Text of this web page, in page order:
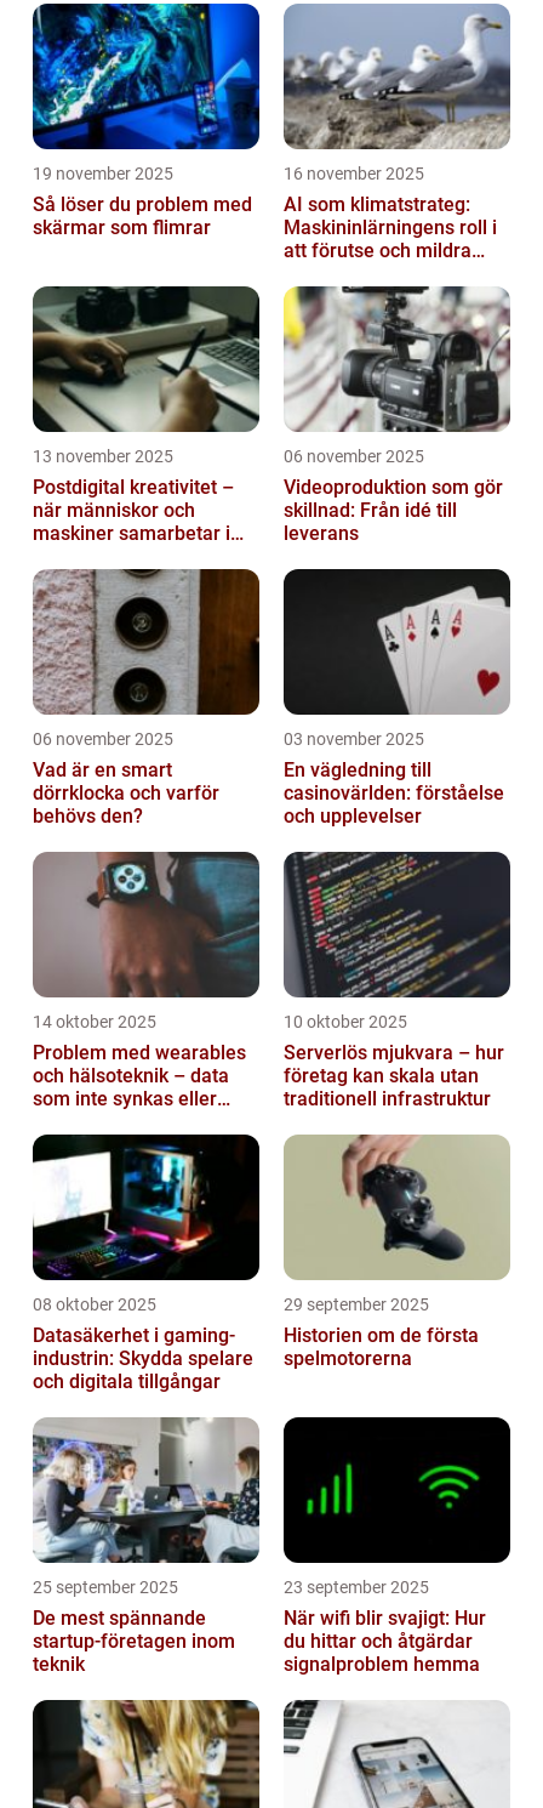
19 november 2025
Så löser du problem med
skärmar som flimrar
16 november 2025
AI som klimatstrateg:
Maskininlärningens roll i
att förutse och mildra
13 november 2025
Postdigital kreativitet –
när människor och
maskiner samarbetar i
06 november 2025
Videoproduktion som gör
skillnad: Från idé till
leverans
06 november 2025
Vad är en smart
dörrklocka och varför
behövs den?
03 november 2025
En vägledning till
casinovärlden: förståelse
och upplevelser
14 oktober 2025
Problem med wearables
och hälsoteknik – data
som inte synkas eller
10 oktober 2025
Serverlös mjukvara – hur
företag kan skala utan
traditionell infrastruktur
08 oktober 2025
Datasäkerhet i gaming-
industrin: Skydda spelare
och digitala tillgångar
29 september 2025
Historien om de första
spelmotorerna
25 september 2025
De mest spännande
startup-företagen inom
teknik
23 september 2025
När wifi blir svajigt: Hur
du hittar och åtgärdar
signalproblem hemma